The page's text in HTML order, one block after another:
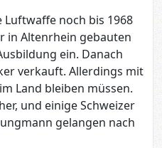
Luftwaffe noch bis 1968
in Altenrhein gebauten
ein. Danach
verkauft. Allerdings mit
Land bleiben müssen.
und einige Schweizer
gelangen nach